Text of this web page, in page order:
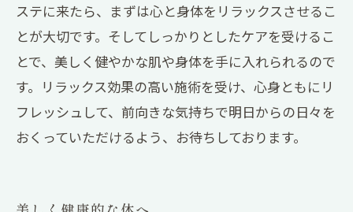
ステに来たら、まずは心と身体をリラックスさせるこ
とが大切です。そしてしっかりとしたケアを受けるこ
とで、美しく健やかな肌や身体を手に入れられるので
す。リラックス効果の高い施術を受け、心身ともにリ
フレッシュして、前向きな気持ちで明日からの日々を
おくっていただけるよう、お待ちしております。